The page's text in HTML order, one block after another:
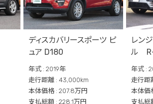
ディスカバリースポーツ ピ
ュア D180
年式 : 2019年
走行距離 : 43,000km
本体価格 : 207.8万円
支払総額 : 228.1万円
レン
ル
年式 :
走行距
本体価
支払総